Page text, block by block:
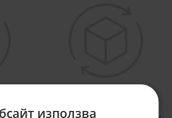
използва